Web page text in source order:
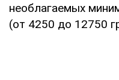
необлагаемых
(от 4250 до 12750